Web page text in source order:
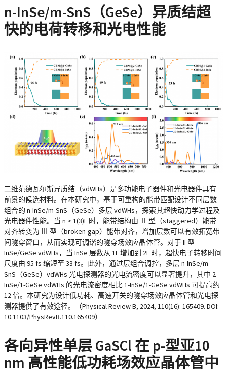
n-InSe/m-SnS（GeSe）异质结超
快的电荷转移和光电性能
二维范德瓦尔斯异质结（vdWHs）是多功能电子器件和光电器件具有
前景的候选材料。在本研究中，基于可重构的能带匹配设计不同层数
组合的 n-InSe/m-SnS（GeSe）多层 vdWHs，探索其超快动力学过程及
光电器件性能。当 n > 1(3)L 时，能带结构由 Ⅱ 型（staggered）能带
对齐转变为 Ⅲ 型（broken-gap）能带对齐，增加层数可以有效拓宽带
间隧穿窗口，从而实现可调谐的隧穿场效应晶体管。对于 II 型
InSe/GeSe vdWHs，当 InSe 层数从 1L 增加到 2L 时，超快电子转移时间
尺度由 95 fs 缩短至 33 fs。此外，通过层组合调控，多层 n-InSe/m-
SnS（GeSe）vdWHs 光电探测器的光电流密度可以显著提升，其中 2-
InSe/1-GeSe vdWHs 的光电流密度相比 1-InSe/1-GeSe vdWHs 可提高约
12 倍。本研究为设计低功耗、高速开关的隧穿场效应晶体管和光电探
测器提供了有效途径。（Physical Review B, 2024, 110(16): 165409. DOI:
10.1103/PhysRevB.110.165409）
各向异性单层 GaSCl 在 p-型亚10
nm 高性能低功耗场效应晶体管中